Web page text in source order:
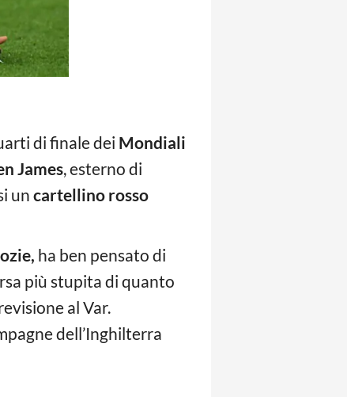
di finale dei Mondiali
James, esterno di
un cartellino rosso
ha ben pensato di
più stupita di quanto
al Var.
dell’Inghilterra